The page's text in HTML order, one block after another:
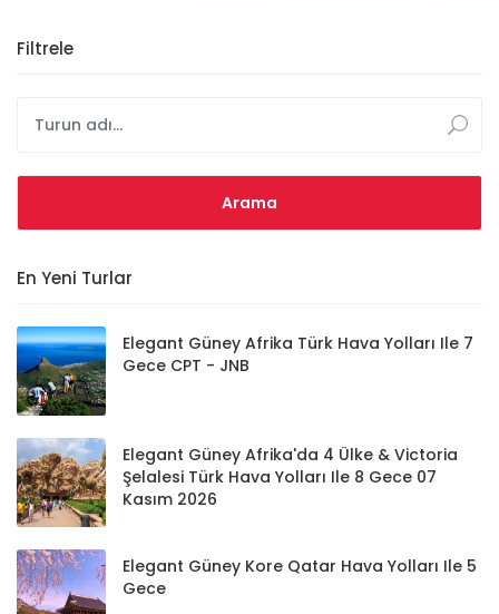
Filtrele
En Yeni Turlar
Elegant Güney Afrika Türk Hava Yolları Ile 7
Gece CPT - JNB
Elegant Güney Afrika'da 4 Ülke & Victoria
Şelalesi Türk Hava Yolları Ile 8 Gece 07
Kasım 2026
Elegant Güney Kore Qatar Hava Yolları Ile 5
Gece